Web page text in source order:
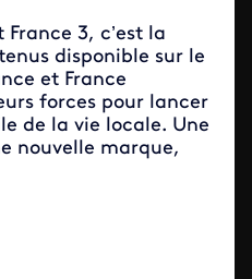
3, c’est la
disponible sur le
et France
forces pour lancer
de la vie locale. Une
nouvelle marque,